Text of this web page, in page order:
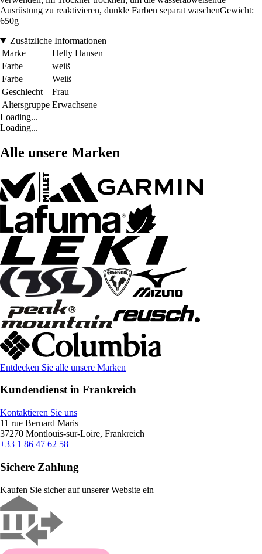
Ausrüstung zu reaktivieren, dunkle Farben separat waschenGewicht:
650g
Zusätzliche Informationen
Marke
Helly Hansen
Farbe
weiß
Farbe
Weiß
Geschlecht
Frau
Altersgruppe Erwachsene
Loading...
Loading...
Alle unsere Marken
Entdecken Sie alle unsere Marken
Kundendienst in Frankreich
Kontaktieren Sie uns
11 rue Bernard Maris
37270 Montlouis-sur-Loire, Frankreich
+33 1 86 47 62 58
Sichere Zahlung
Kaufen Sie sicher auf unserer Website ein